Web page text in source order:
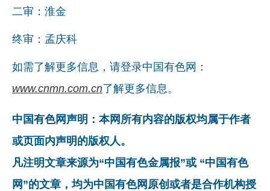
二审：淮金
终审：孟庆科
如需了解更多信息，请登录中国有色网：
www.cnmn.com.cn了解更多信息。
中国有色网声明：本网所有内容的版权均属于作者
或页面内声明的版权人。
凡注明文章来源为“中国有色金属报”或 “中国有色
网”的文章，均为中国有色网原创或者是合作机构授